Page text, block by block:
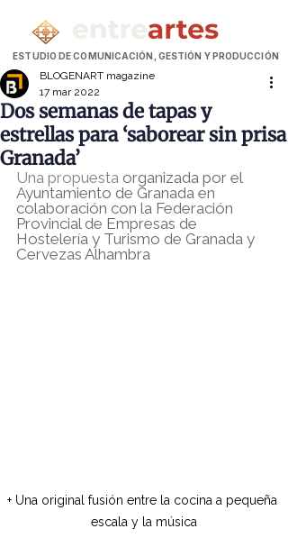
ESTUDIO DE COMUNICACIÓN, GESTIÓN Y PRODUCCIÓN
Dos semanas de tapas y
estrellas para ‘saborear sin prisa
Granada’
BLOGENART magazine
17 mar 2022
Una propuesta organizada por el
Ayuntamiento de Granada en
colaboración con la Federación
Provincial de Empresas de
Hostelería y Turismo de Granada y
Cervezas Alhambra
+ Una original fusión entre la cocina a pequeña
escala y la música